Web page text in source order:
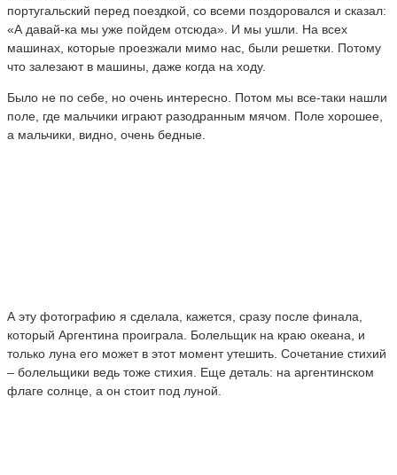
португальский перед поездкой, со всеми поздоровался и сказал:
«А давай-ка мы уже пойдем отсюда». И мы ушли. На всех
машинах, которые проезжали мимо нас, были решетки. Потому
что залезают в машины, даже когда на ходу.
Было не по себе, но очень интересно. Потом мы все-таки нашли
поле, где мальчики играют разодранным мячом. Поле хорошее,
а мальчики, видно, очень бедные.
А эту фотографию я сделала, кажется, сразу после финала,
который Аргентина проиграла. Болельщик на краю океана, и
только луна его может в этот момент утешить. Сочетание стихий
– болельщики ведь тоже стихия. Еще деталь: на аргентинском
флаге солнце, а он стоит под луной.